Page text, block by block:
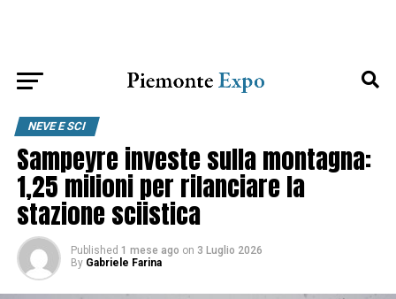
NEVE E SCI
Sampeyre investe sulla montagna:
1,25 milioni per rilanciare la
stazione sciistica
Published 1 mese ago on 3 Luglio 2026
By Gabriele Farina